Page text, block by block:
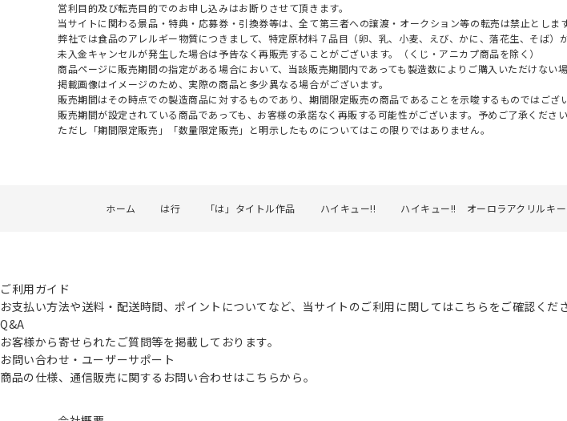
営利目的及び転売目的でのお申し込みはお断りさせて頂きます。
当サイトに関わる景品・特典・応募券・引換券等は、全て第三者への譲渡・オークション等の転売は禁止とします
弊社では食品のアレルギー物質につきまして、特定原材料７品目（卵、乳、小麦、えび、かに、落花生、そば
未入金キャンセルが発生した場合は予告なく再販売することがございます。（くじ・アニカプ商品を除く）
商品ページに販売期間の指定がある場合において、当該販売期間内であっても製造数によりご購入いただけない場
掲載画像はイメージのため、実際の商品と多少異なる場合がございます。
販売期間はその時点での製造商品に対するものであり、期間限定販売の商品であることを示唆するものではござ
販売期間が設定されている商品であっても、お客様の承諾なく再販する可能性がございます。予めご了承ください
ただし「期間限定販売」「数量限定販売」と明示したものについてはこの限りではありません。
ホーム は行 「は」タイトル作品 ハイキュー!! ハイキュー!! オーロラアクリルキ
ご利用ガイド
お支払い方法や送料・配送時間、ポイントについてなど、当サイトのご利用に関してはこちらをご確認くださ
Q&A
お客様から寄せられたご質問等を掲載しております。
お問い合わせ・ユーザーサポート
商品の仕様、通信販売に関するお問い合わせはこちらから。